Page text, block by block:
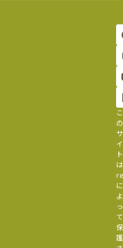
こ
の
サ
イ
ト
は
に
よ
っ
て
保
護